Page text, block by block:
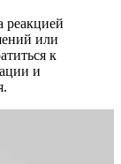
реакцией
или
к
и